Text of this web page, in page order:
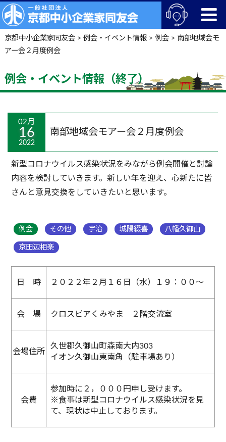
京都中小企業家同友会> 例会・イベント情報> 例会> 南部地域会モ
アー会２月度例会
例会・イベント情報（終了）
02月
16
2022
南部地域会モアー会２月度例会
新型コロナウイルス感染状況をみながら例会開催と討論
内容を検討していきます。新しい年を迎え、心新たに皆
さんと意見交換をしていきたいと思います。
例会 その他 宇治 城陽綴喜 八幡久御山
京田辺相楽
日 時 ２０２２年２月１６日（水）１９：００～
会 場 クロスピアくみやま ２階交流室
会場住所
久世郡久御山町森南大内303
イオン久御山東南角（駐車場あり）
会費
参加時に２，０００円申し受けます。
※食事は新型コロナウイルス感染状況を見
て、現状は中止しております。